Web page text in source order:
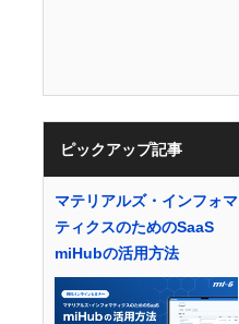
ピックアップ記事
マテリアルズ・インフォマ
ティクスのためのSaaS
miHubの活用方法